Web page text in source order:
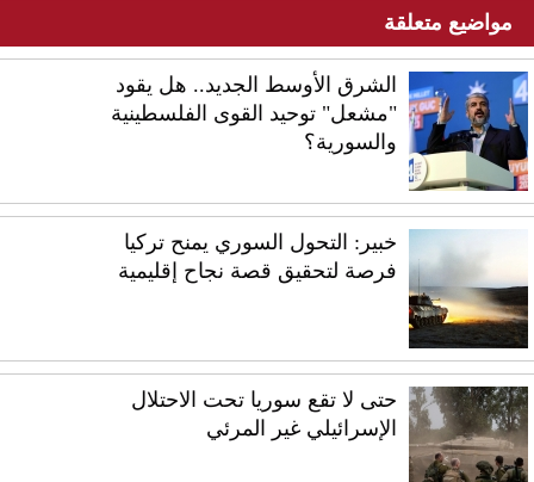
مواضيع متعلقة
الشرق الأوسط الجديد.. هل يقود
"مشعل" توحيد القوى الفلسطينية
والسورية؟
خبير: التحول السوري يمنح تركيا
فرصة لتحقيق قصة نجاح إقليمية
حتى لا تقع سوريا تحت الاحتلال
الإسرائيلي غير المرئي